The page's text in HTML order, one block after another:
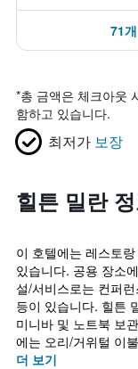
71
*총 금액은 체크아웃
함하고 있습니다.
최저가 보장
힐튼 밀란
이 호텔에는 레스토
있습니다. 공용 장소
설/서비스로는 컨퍼
등이 있습니다. 힐튼
미니바 및 노트북 보
에는 오리/거위털 이
더 보기